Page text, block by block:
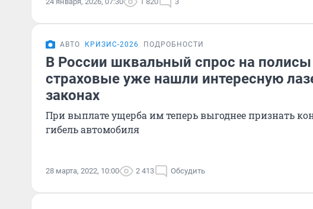
АВТО КРИЗИС-2026 ПОДРОБНОСТИ
В России шквальный спрос на
страховые уже нашли интересную
законах
При выплате ущерба им теперь выгоднее признать
гибель автомобиля
28 марта, 2022, 10:00 2 413 Обсудить